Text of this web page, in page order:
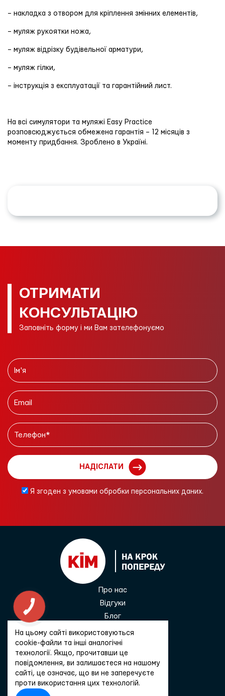
– накладка з отвором для кріплення змінних елементів,
– муляж рукоятки ножа,
– муляж відрізку будівельної арматури,
– муляж гілки,
– інструкція з експлуатації та гарантійний лист.
На всі симулятори та муляжі Easy Practice
розповсюджується обмежена гарантія – 12 місяців з
моменту придбання. Зроблено в Україні.
ОТРИМАТИ
КОНСУЛЬТАЦІЮ
Заповніть форму і ми Вам зателефонуємо
НАДІСЛАТИ
Я згоден з умовами обробки персональних даних.
Про нас
Відгуки
Блог
Контакти
0 800 33 68 45
Зв'язатися
На цьому сайті використовуються
cookie-файли та інші аналогічні
технології. Якщо, прочитавши це
повідомлення, ви залишаєтеся на нашому
сайті, це означає, що ви не заперечуєте
проти використання цих технологій.
КНОПКА
ЗВ'ЯЗКУ